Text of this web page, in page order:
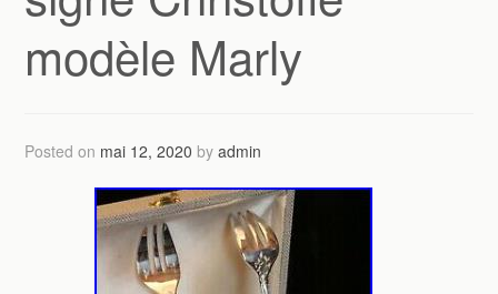
modèle Marly
Posted on mai 12, 2020 byadmin